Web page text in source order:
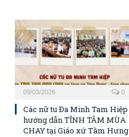
09/03/2026 0
Các nữ tu Đa Minh Tam Hiệp
hướng dẫn TĨNH TÂM MÙA
CHAY tại Giáo xứ Tầm Hưng